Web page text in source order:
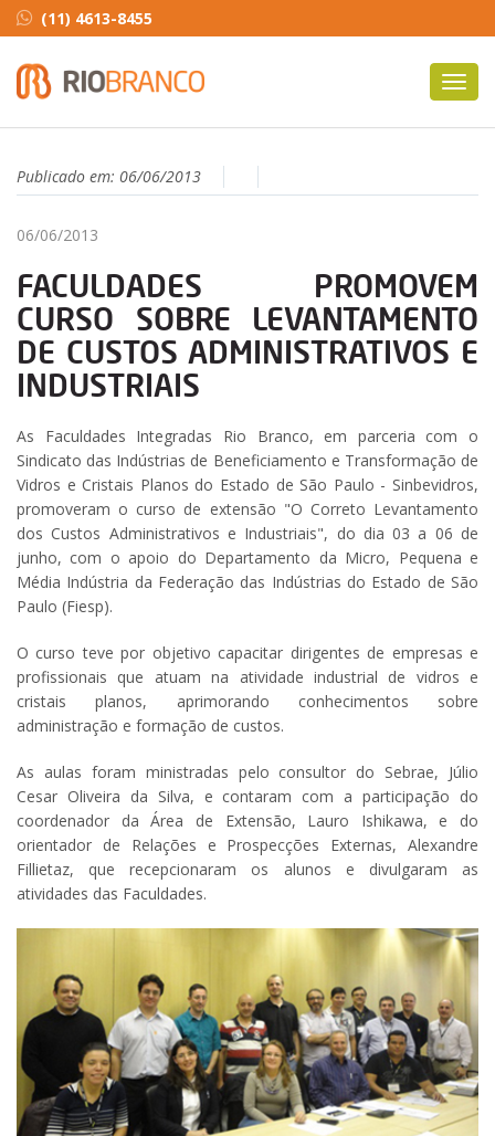
(11) 4613-8455
Publicado em: 06/06/2013
06/06/2013
FACULDADES PROMOVEM
CURSO SOBRE LEVANTAMENTO
DE CUSTOS ADMINISTRATIVOS E
INDUSTRIAIS
As Faculdades Integradas Rio Branco, em parceria com o
Sindicato das Indústrias de Beneficiamento e Transformação de
Vidros e Cristais Planos do Estado de São Paulo - Sinbevidros,
promoveram o curso de extensão "O Correto Levantamento
dos Custos Administrativos e Industriais", do dia 03 a 06 de
junho, com o apoio do Departamento da Micro, Pequena e
Média Indústria da Federação das Indústrias do Estado de São
Paulo (Fiesp).
O curso teve por objetivo capacitar dirigentes de empresas e
profissionais que atuam na atividade industrial de vidros e
cristais planos, aprimorando conhecimentos sobre
administração e formação de custos.
As aulas foram ministradas pelo consultor do Sebrae, Júlio
Cesar Oliveira da Silva, e contaram com a participação do
coordenador da Área de Extensão, Lauro Ishikawa, e do
orientador de Relações e Prospecções Externas, Alexandre
Fillietaz, que recepcionaram os alunos e divulgaram as
atividades das Faculdades.